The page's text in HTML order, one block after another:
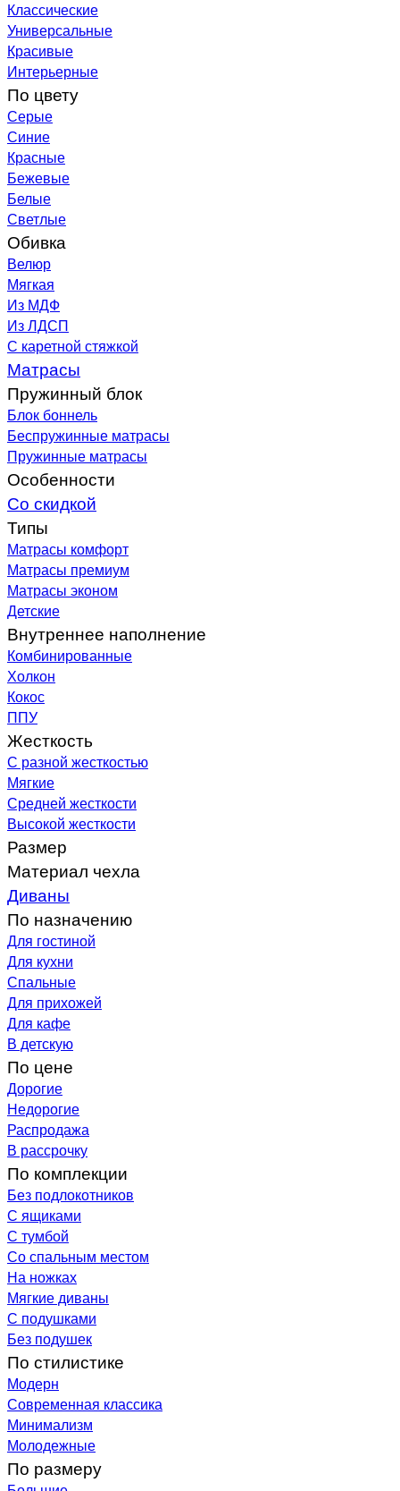
Классические
Универсальные
Красивые
Интерьерные
По цвету
Серые
Синие
Красные
Бежевые
Белые
Светлые
Обивка
Велюр
Мягкая
Из МДФ
Из ЛДСП
С каретной стяжкой
Матрасы
Пружинный блок
Блок боннель
Беспружинные матрасы
Пружинные матрасы
Особенности
Со скидкой
Типы
Матрасы комфорт
Матрасы премиум
Матрасы эконом
Детские
Внутреннее наполнение
Комбинированные
Холкон
Кокос
ППУ
Жесткость
С разной жесткостью
Мягкие
Средней жесткости
Высокой жесткости
Размер
Материал чехла
Диваны
По назначению
Для гостиной
Для кухни
Спальные
Для прихожей
Для кафе
В детскую
По цене
Дорогие
Недорогие
Распродажа
В рассрочку
По комплекции
Без подлокотников
С ящиками
С тумбой
Со спальным местом
На ножках
Мягкие диваны
С подушками
Без подушек
По стилистике
Модерн
Современная классика
Минимализм
Молодежные
По размеру